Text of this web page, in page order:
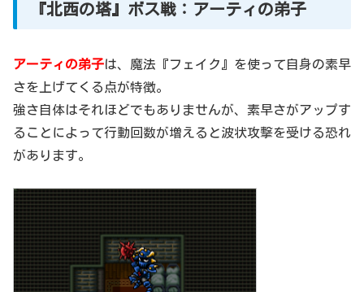
『北西の塔』ボス戦：アーティの弟子
アーティの弟子は、魔法『フェイク』を使って自身の素早
さを上げてくる点が特徴。
強さ自体はそれほどでもありませんが、素早さがアップす
ることによって行動回数が増えると波状攻撃を受ける恐れ
があります。